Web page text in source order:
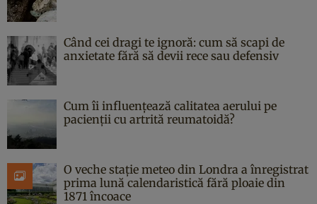
Când cei dragi te ignoră: cum să scapi de
anxietate fără să devii rece sau defensiv
Cum îi influențează calitatea aerului pe
pacienții cu artrită reumatoidă?
O veche stație meteo din Londra a înregistrat
prima lună calendaristică fără ploaie din
1871 încoace